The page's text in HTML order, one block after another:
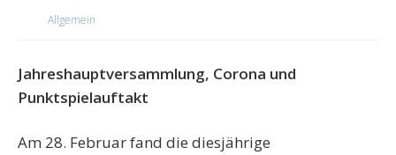
Allgemein
Jahreshauptversammlung, Corona und
Punktspielauftakt
Am 28. Februar fand die diesjährige